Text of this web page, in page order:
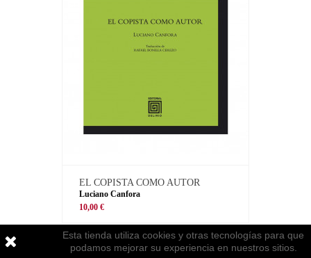
EL COPISTA COMO AUTOR
Luciano Canfora
10,00 €
Esta tienda utiliza cookies y otras tecnologías para que
podamos mejorar su experiencia en nuestros sitios.